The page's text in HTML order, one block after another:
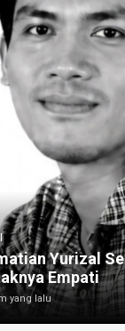
Yurizal
Empati
yang lalu